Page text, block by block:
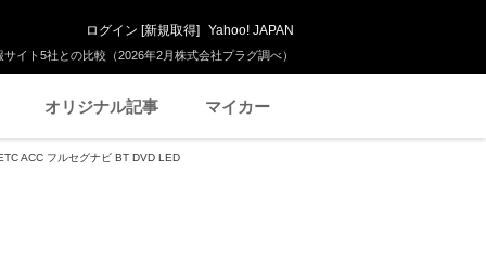
イト5社との比較（2026年2月株式会社プラグ調べ）
ログイン [新規取得] Yahoo! JAPAN
オリジナル記事 マイカー
ACC フルセグナビ BT DVD LED